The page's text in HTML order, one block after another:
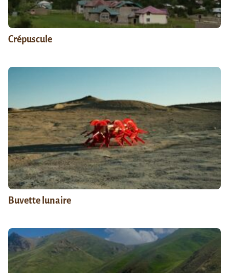
Crépuscule
Buvette lunaire